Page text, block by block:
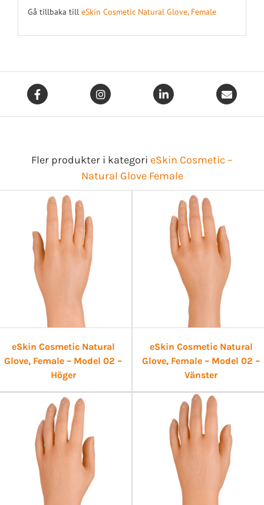
Gå tillbaka till eSkin Cosmetic Natural Glove, Female
Fler produkter i kategori eSkin Cosmetic –
Natural Glove Female
eSkin Cosmetic Natural
Glove, Female – Model 02 –
Höger
eSkin Cosmetic Natural
Glove, Female – Model 02 –
Vänster